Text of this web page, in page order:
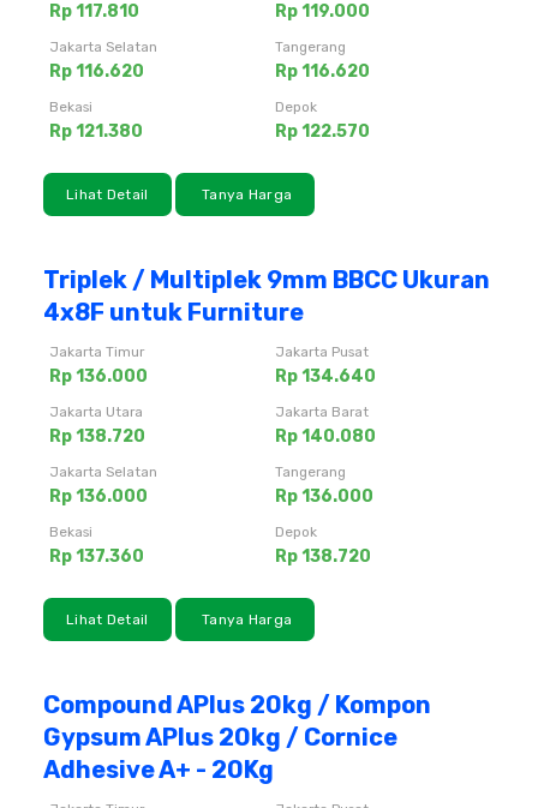
Rp 117.810 Rp 119.000
Jakarta Selatan
Rp 116.620
Tangerang
Rp 116.620
Bekasi
Rp 121.380
Depok
Rp 122.570
Lihat Detail Tanya Harga
Triplek / Multiplek 9mm BBCC Ukuran
4x8F untuk Furniture
Jakarta Timur
Rp 136.000
Jakarta Pusat
Rp 134.640
Jakarta Utara
Rp 138.720
Jakarta Barat
Rp 140.080
Jakarta Selatan
Rp 136.000
Tangerang
Rp 136.000
Bekasi
Rp 137.360
Depok
Rp 138.720
Lihat Detail Tanya Harga
Compound APlus 20kg / Kompon
Gypsum APlus 20kg / Cornice
Adhesive A+ - 20Kg